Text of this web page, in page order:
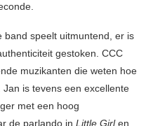
band speelt uitmuntend, er is
gestoken. CCC
muzikanten die weten hoe
is tevens een excellente
met een hoog
de parlando in Little Girlen